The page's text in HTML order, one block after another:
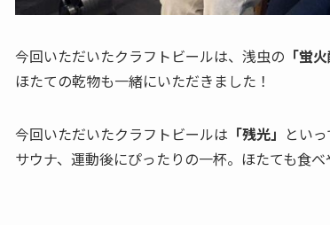
今回いただいたクラフトビールは、浅虫の 「蛍
ほたての乾物も一緒にいただきました！
今回いただいたクラフトビールは 「残光」 とい
サウナ、運動後にぴったりの一杯。ほたても食